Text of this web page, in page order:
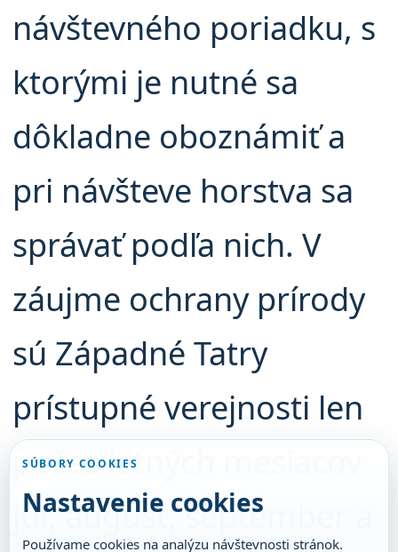
návštevného poriadku, s
ktorými je nutné sa
dôkladne oboznámiť a
pri návšteve horstva sa
správať podľa nich. V
záujme ochrany prírody
sú Západné Tatry
prístupné verejnosti len
počas letných mesiacov
júl, august, september a
SÚBORY COOKIES
Nastavenie cookies
Používame cookies na analýzu návštevnosti stránok.